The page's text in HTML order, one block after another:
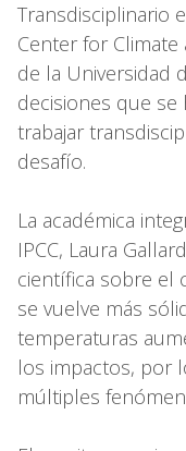
Transdisciplinario
Center for Climate
de la Universidad
decisiones que se
trabajar
desafío.
La académica
IPCC, Laura
científica sobre el
se vuelve más
temperaturas
los impactos, por
múltiples